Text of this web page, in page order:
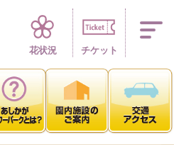
四季折々 花の
花状況 チケット